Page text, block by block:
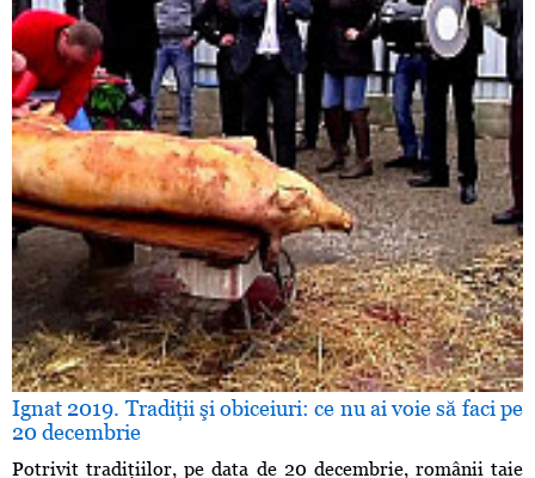
Ignat 2019. Tradiţii şi obiceiuri: ce nu ai voie să faci pe
20 decembrie
Potrivit tradiţiilor, pe data de 20 decembrie, românii taie